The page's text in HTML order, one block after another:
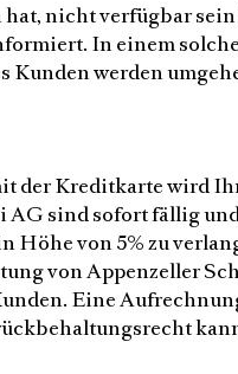
nicht verfügbar
In einem
werden
der Kreditkarte wird
sind sofort fällig
von 5% zu
von Appenzeller
Eine